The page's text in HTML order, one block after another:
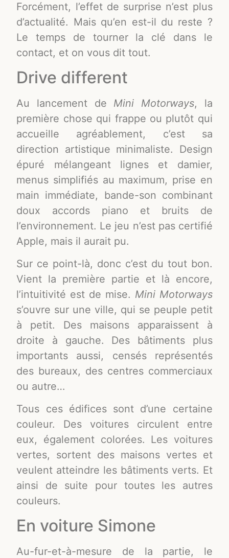
Forcément, l’effet de surprise n’est plus
d’actualité. Mais qu’en est-il du reste ?
Le temps de tourner la clé dans le
contact, et on vous dit tout.
Drive different
Au lancement de Mini Motorways, la
première chose qui frappe ou plutôt qui
accueille agréablement, c’est sa
direction artistique minimaliste. Design
épuré mélangeant lignes et damier,
menus simplifiés au maximum, prise en
main immédiate, bande-son combinant
doux accords piano et bruits de
l’environnement. Le jeu n’est pas certifié
Apple, mais il aurait pu.
Sur ce point-là, donc c’est du tout bon.
Vient la première partie et là encore,
l’intuitivité est de mise. Mini Motorways
s’ouvre sur une ville, qui se peuple petit
à petit. Des maisons apparaissent à
droite à gauche. Des bâtiments plus
importants aussi, censés représentés
des bureaux, des centres commerciaux
ou autre…
Tous ces édifices sont d’une certaine
couleur. Des voitures circulent entre
eux, également colorées. Les voitures
vertes, sortent des maisons vertes et
veulent atteindre les bâtiments verts. Et
ainsi de suite pour toutes les autres
couleurs.
En voiture Simone
Au-fur-et-à-mesure de la partie, le